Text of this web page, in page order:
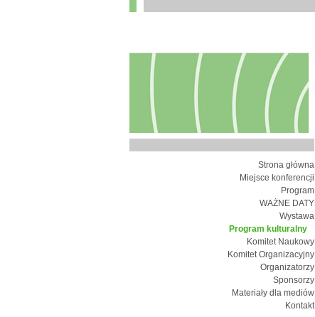
Strona główna
Miejsce konferencji
Program
WAŻNE DATY
Wystawa
Program kulturalny
Komitet Naukowy
Komitet Organizacyjny
Organizatorzy
Sponsorzy
Materiały dla mediów
Kontakt